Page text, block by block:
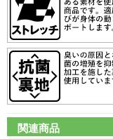
関連商品